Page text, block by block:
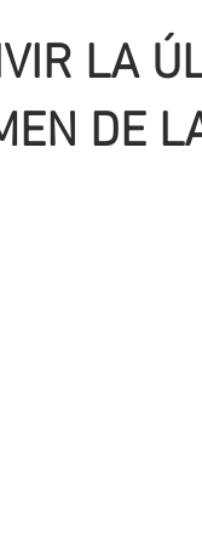
AUTORES
LA
DE